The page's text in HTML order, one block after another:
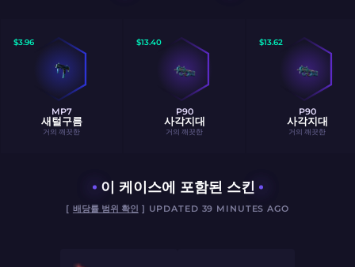
$3.96
MP7
새털구름
거의 깨끗한
$13.40
P90
사각지대
거의 깨끗한
$13.62
P90
사각지대
거의 깨끗한
이 케이스에 포함된 스킨
[ 배당률 범위 확인 ] UPDATED 39 MINUTES AGO